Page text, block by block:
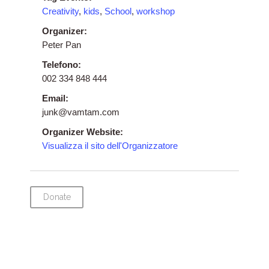
Creativity, kids, School, workshop
Organizer:
Peter Pan
Telefono:
002 334 848 444
Email:
junk@vamtam.com
Organizer Website:
Visualizza il sito dell'Organizzatore
Donate